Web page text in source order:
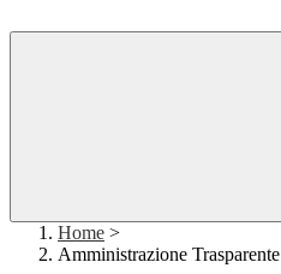
Home >
Amministrazione Trasparente